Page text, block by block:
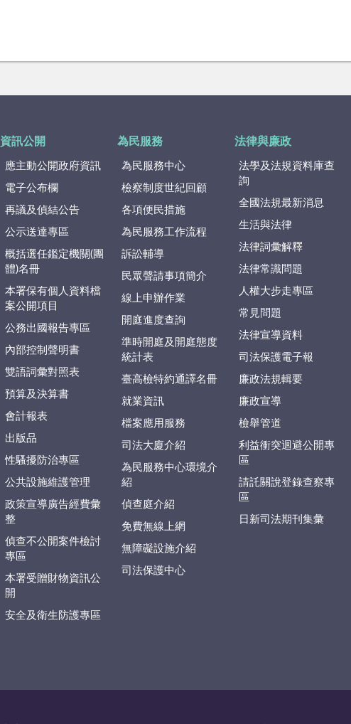
資訊公開
應主動公開政府資訊
電子公布欄
再議及偵結公告
公示送達專區
概括選任鑑定機關(團
體)名冊
本署保有個人資料檔
案公開項目
公務出國報告專區
內部控制聲明書
雙語詞彙對照表
預算及決算書
會計報表
出版品
性騷擾防治專區
公共設施維護管理
政策宣導廣告經費彙
整
偵查不公開案件檢討
專區
本署受贈財物資訊公
開
安全及衛生防護專區
為民服務
為民服務中心
檢察制度世紀回顧
各項便民措施
為民服務工作流程
訴訟輔導
民眾聲請事項簡介
線上申辦作業
開庭進度查詢
準時開庭及開庭態度
統計表
臺高檢特約通譯名冊
就業資訊
檔案應用服務
司法大廈介紹
為民服務中心環境介
紹
偵查庭介紹
免費無線上網
無障礙設施介紹
司法保護中心
法律與廉政
法學及法規資料庫查
詢
全國法規最新消息
生活與法律
法律詞彙解釋
法律常識問題
人權大步走專區
常見問題
法律宣導資料
司法保護電子報
廉政法規輯要
廉政宣導
檢舉管道
利益衝突迴避公開專
區
請託關說登錄查察專
區
日新司法期刊集彙